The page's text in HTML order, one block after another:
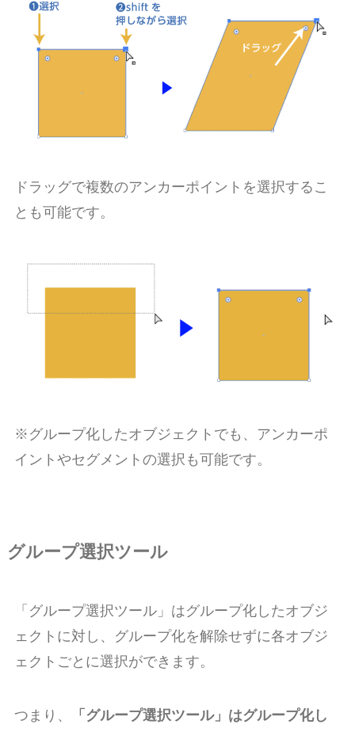
ドラッグで複数のアンカーポイントを選択するこ
とも可能です。
※グループ化したオブジェクトでも、アンカーポ
イントやセグメントの選択も可能です。
グループ選択ツール
「グループ選択ツール」はグループ化したオブジ
ェクトに対し、
グループ化を解除せずに各オブジ
ェクトごとに選択ができます。
つまり、
「グループ選択ツール」はグループ化し